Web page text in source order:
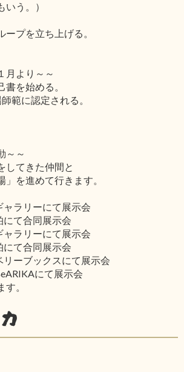
う。）
プを立ち上げる。
月より～～
を始める。
範に認定される。
～～
してきた仲間と
」を進めて行きます。
ャラリーにて展示会
にて合同展示会
ャラリーにて展示会
にて合同展示会
リーブックスにて展示会
にて展示会
。